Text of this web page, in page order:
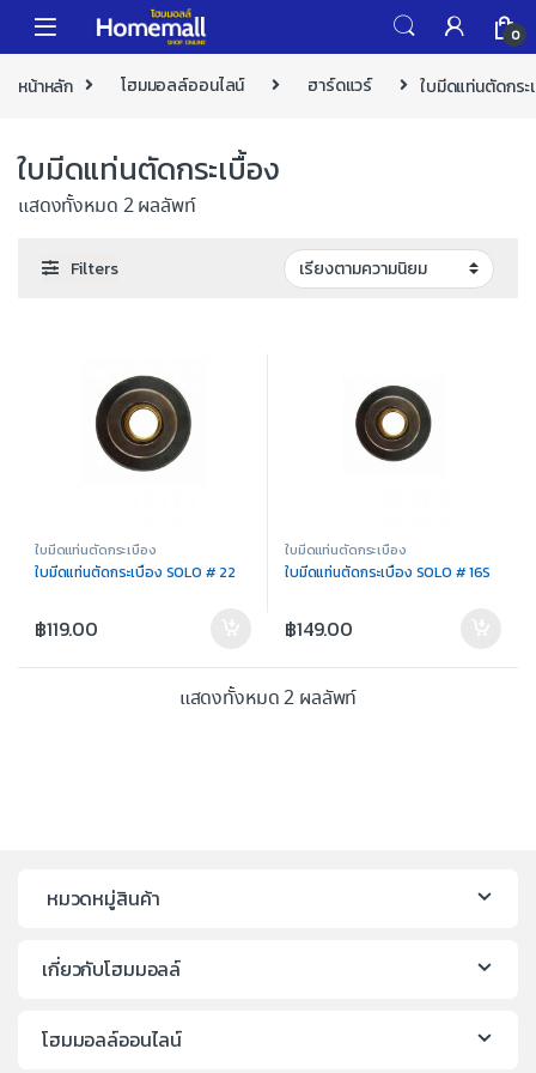
Skip to navigation
Skip to content
0
หน้าหลัก โฮมมอลล์ออนไลน์ ฮาร์ดแวร์ ใบมีดแท่นตัดกระ
ใบมีดแท่นตัดกระเบื้อง
แสดงทั้งหมด 2 ผลลัพท์
Filters
ใบมีดแท่นตัดกระเบื้อง
ใบมีดแท่นตัดกระเบื้อง SOLO # 22
฿119.00
ใบมีดแท่นตัดกระเบื้อง
ใบมีดแท่นตัดกระเบื้อง SOLO # 16S
฿149.00
แสดงทั้งหมด 2 ผลลัพท์
หมวดหมู่สินค้า
เกี่ยวกับโฮมมอลล์
โฮมมอลล์ออนไลน์